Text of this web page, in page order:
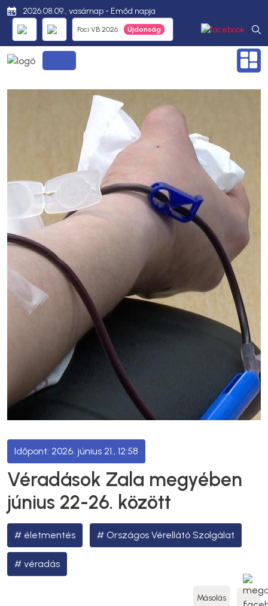
2026.08.09., vasárnap - Emőd napja
Foci VB 2026
2026. június 21., 12:58
Véradások Zala megyében
június 22-26. között
életmentés Országos Vérellátó Szolgálat
véradás
Másolás